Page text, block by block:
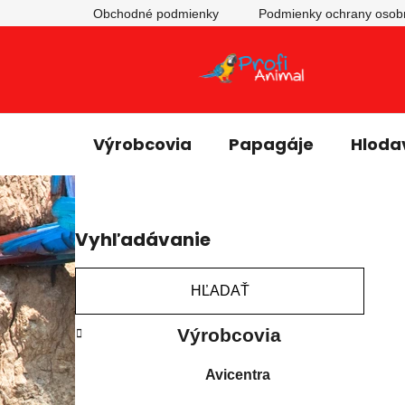
Obchodné podmienky Podmienky ochrany
Výrobcovia Papagáje
B
o
č
n
ý
p
a
n
Vyhľadávanie
HĽADAŤ
kategórie
K
a
t
e
Výrobcovia
Avicentra